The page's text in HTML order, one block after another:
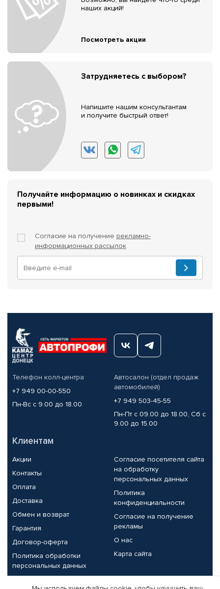
наших акций!
Посмотреть акции
Затрудняетесь с выбором?
Напишите нашим консультантам
и получите быстрый ответ!
Получайте информацию о новинках и скидках
первыми!
Согласие на получение рекламно-
информационных рассылок
Телефон колл-центра
+7 949 00-00-550
Пн-Вс с 9.00 до 18.00
Автосалон (отдел продаж
автомобилей)
+7 949 503-45-55
Пн-Пт с 09.00 до 18.00, Сб с
9.00 до 15.00
Клиентам
Акции
Контакты
Оплата
Доставка
Обмен и возврат
Гарантия
Договор-оферта
Политика обработки
персональных данных
Согласие посетителя сайта
на обработку
персональных данных
Политика
конфиденциальности
Согласие на получение
рекламы
О нас
Карта сайта